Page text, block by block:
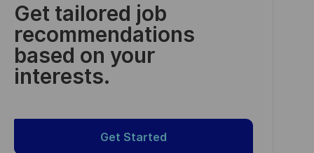
Get tailored job
recommendations
based on your
interests.
Get Started